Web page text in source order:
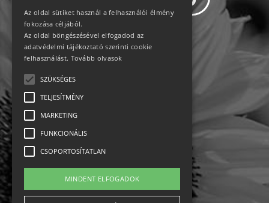
Adatvédelem
Impresszum-kapcsolat
English
Az oldal sütiket használ a felhasználói élmény
fokozása céljából.
Az oldal böngészésével elfogadod az
adatvédelmi tájékoztató szerinti cookie
felhasználást. Tovább olvasok
SZÜKSÉGES
TELJESÍTMÉNY
MARKETING
FUNKCIONÁLIS
CSOPORTOSÍTATLAN
MINDENT ELFOGADOK